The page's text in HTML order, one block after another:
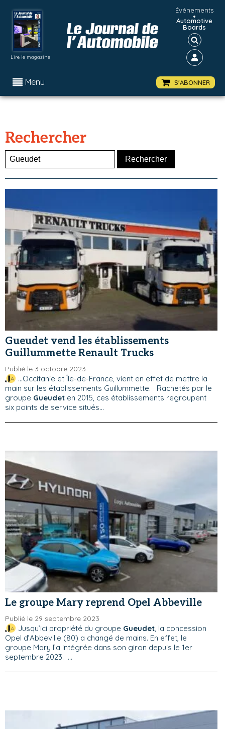
Lire le magazine
Événements
•
Automotive
Boards
Menu S'ABONNER
Rechercher
Gueudet vend les établissements
Guillummette Renault Trucks
Publié le 3 octobre 2023
...Occitanie et Île-de-France, vient en effet de mettre la
main sur les établissements Guillummette. Rachetés par le
groupe Gueudet en 2015, ces établissements regroupent
six points de service situés...
Le groupe Mary reprend Opel Abbeville
Publié le 29 septembre 2023
Jusqu’ici propriété du groupe Gueudet, la concession
Opel d’Abbeville (80) a changé de mains. En effet, le
groupe Mary l’a intégrée dans son giron depuis le 1er
septembre 2023. ...